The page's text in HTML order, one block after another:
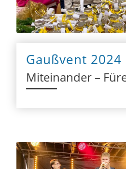
Gaußvent 2024
Miteinander –